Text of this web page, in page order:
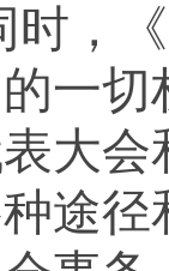
时，
一
大
途